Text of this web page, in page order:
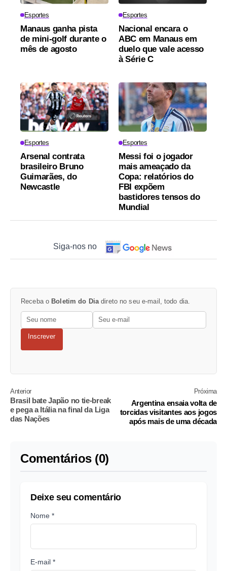
Esportes
Manaus ganha pista
de mini-golf durante o
mês de agosto
Esportes
Nacional encara o
ABC em Manaus em
duelo que vale acesso
à Série C
Esportes
Arsenal contrata
brasileiro Bruno
Guimarães, do
Newcastle
Esportes
Messi foi o jogador
mais ameaçado da
Copa: relatórios do
FBI expõem
bastidores tensos do
Mundial
Siga-nos no
Receba o Boletim do Diadireto no seu e-mail, todo dia.
Inscrever
Anterior
Brasil bate Japão no tie-break
e pega a Itália na final da Liga
das Nações
Próxima
Argentina ensaia volta de
torcidas visitantes aos jogos
após mais de uma década
Comentários (0)
Deixe seu comentário
Nome *
E-mail *